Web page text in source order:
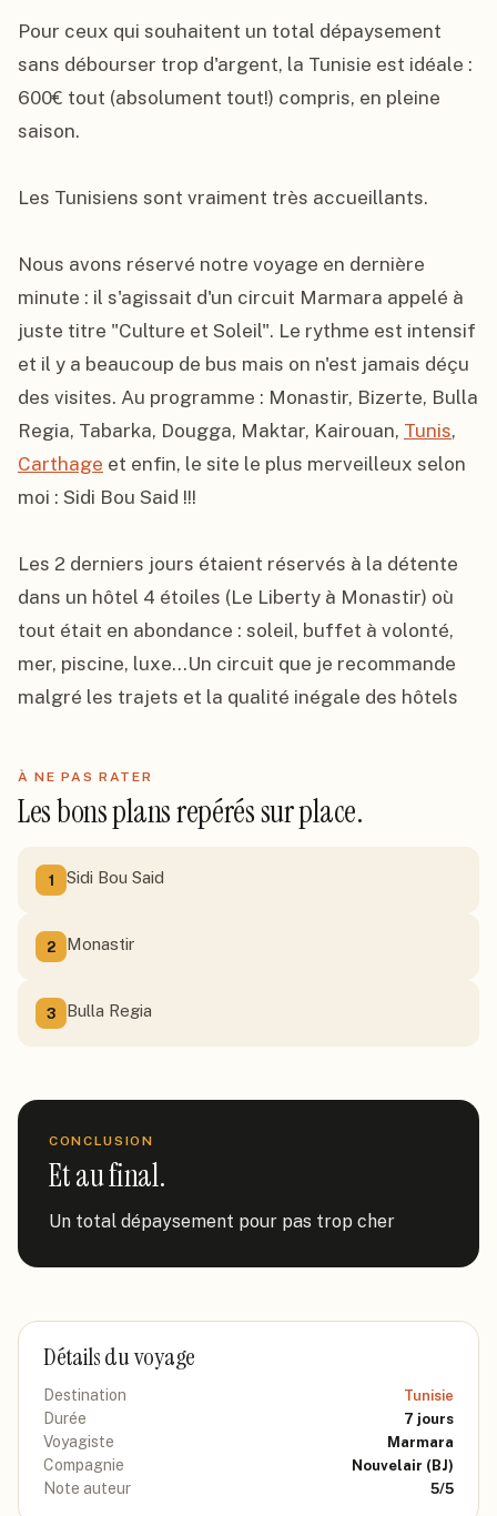
Pour ceux qui souhaitent un total dépaysement
sans débourser trop d'argent, la Tunisie est idéale :
600€ tout (absolument tout!) compris, en pleine
saison.
Les Tunisiens sont vraiment très accueillants.
Nous avons réservé notre voyage en dernière
minute : il s'agissait d'un circuit Marmara appelé à
juste titre "Culture et Soleil". Le rythme est intensif
et il y a beaucoup de bus mais on n'est jamais déçu
des visites. Au programme : Monastir, Bizerte, Bulla
Regia, Tabarka, Dougga, Maktar, Kairouan, Tunis
Carthage et enfin, le site le plus merveilleux selon
moi : Sidi Bou Said !!!
Les 2 derniers jours étaient réservés à la détente
dans un hôtel 4 étoiles (Le Liberty à Monastir) où
tout était en abondance : soleil, buffet à volonté,
mer, piscine, luxe...Un circuit que je recommande
malgré les trajets et la qualité inégale des hôtels
À NE PAS RATER
Les bons plans repérés sur place.
1 Sidi Bou Said
2 Monastir
3 Bulla Regia
CONCLUSION
Et au final.
Un total dépaysement pour pas trop cher
Détails du voyage
Destination Tunisie
Durée 7 jours
Voyagiste Marmara
Compagnie Nouvelair (BJ)
Note auteur 5/5